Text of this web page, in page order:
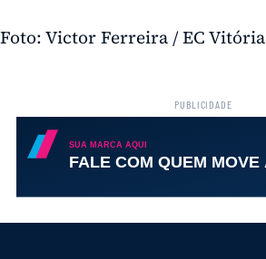
Foto: Victor Ferreira / EC Vitória
PUBLICIDADE